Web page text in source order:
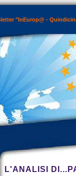
"InEurop@ -
L'ANALISI